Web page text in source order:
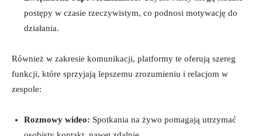
postępy w czasie rzeczywistym, co⁤ podnosi ⁤motywację do
działania.
Również ‌w zakresie komunikacji, platformy te oferują szereg
funkcji, które sprzyjają‌ lepszemu zrozumieniu ⁢i relacjom w
zespole:
Rozmowy wideo: Spotkania⁣ na żywo pomagają utrzymać